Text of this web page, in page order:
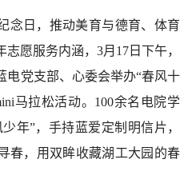
念日，推动美育与德育、 体育
愿服务内涵， 3月17日下午，
电党支部、心委会举办“春风十
马拉松活动。 100余名电院学
少年”，手持蓝爱定制明信片，
春，用双眸收藏湖工大园的春